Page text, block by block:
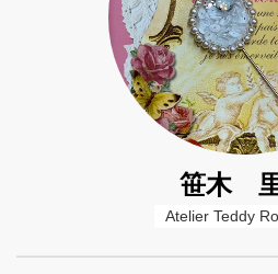
笹木
Atelier Teddy